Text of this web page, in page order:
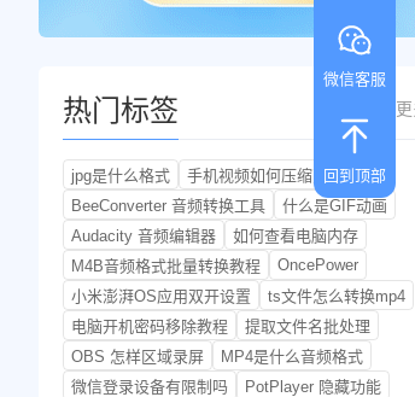
热门标签
jpg是什么格式
手机视频如何压缩变小
BeeConverter 音频转换工具
什么是GIF动画
Audacity 音频编辑器
如何查看电脑内存
M4B音频格式批量转换教程
OncePower
小米澎湃OS应用双开设置
ts文件怎么转换mp4
电脑开机密码移除教程
提取文件名批处理
OBS 怎样区域录屏
MP4是什么音频格式
微信登录设备有限制吗
PotPlayer 隐藏功能
微信客服
回到顶部